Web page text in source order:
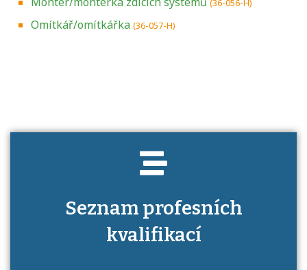
Omítkář/omítkářka (36-057-H)
Seznam profesních
kvalifikací
Projděte si seznam profesních kvalifikací.